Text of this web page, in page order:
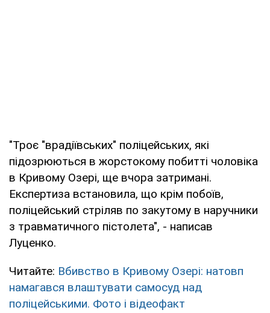
"Троє "врадіївських" поліцейських, які
підозрюються в жорстокому побитті чоловіка
в Кривому Озері, ще вчора затримані.
Експертиза встановила, що крім побоїв,
поліцейський стріляв по закутому в наручники
з травматичного пістолета", - написав
Луценко.
Читайте: Вбивство в Кривому Озері: натовп
намагався влаштувати самосуд над
поліцейськими. Фото і відеофакт